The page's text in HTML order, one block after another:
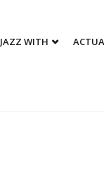
JAZZ WITH